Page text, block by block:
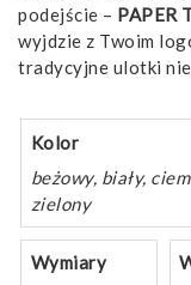
podejście – PAPER
wyjdzie z Twoim
tradycyjne ulotki
Kolor
beżowy, biały,
zielony
Wymiary